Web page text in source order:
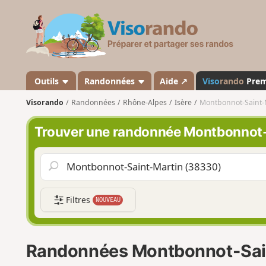
s
a
n
d
o
Outils Randonnées Aide ↗ Visorando
Visorando Randonnées Rhône-Alpes Isère Montbonnot-
Trouver une randonnée
Filtres NOUVEAU
Randonnées Montbonnot-